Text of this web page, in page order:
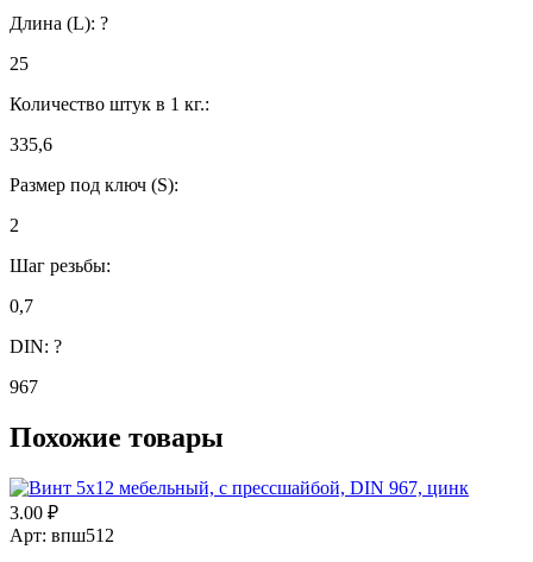
Длина (L): ?
25
Количество штук в 1 кг.:
335,6
Размер под ключ (S):
2
Шаг резьбы:
0,7
DIN: ?
967
Похожие товары
3.00 ₽
Арт: впш512